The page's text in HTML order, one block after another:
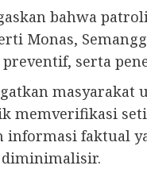
bahwa
Monas,
serta
memverifikasi
informasi faktual